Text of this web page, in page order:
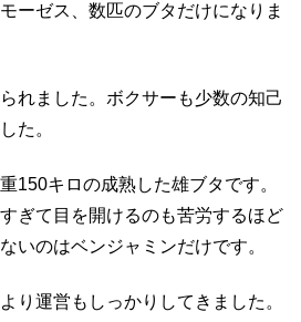
ーゼス、数匹のブタだけになりま
れました。ボクサーも少数の知己
た。
150キロの成熟した雄ブタです。
ぎて目を開けるのも苦労するほど
いのはベンジャミンだけです。
り運営もしっかりしてきました。